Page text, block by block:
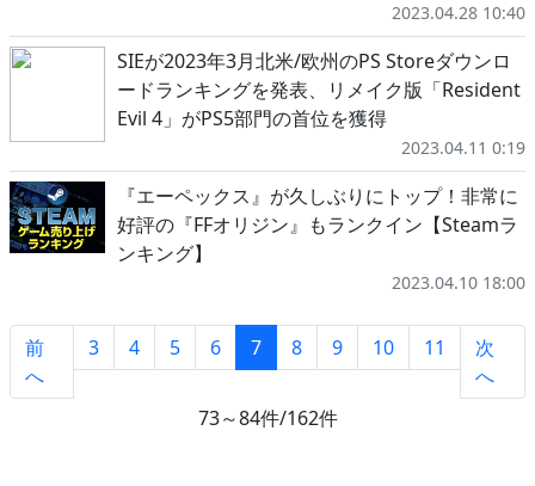
2023.04.28 10:40
SIEが2023年3月北米/欧州のPS Storeダウンロ
ードランキングを発表、リメイク版「Resident
Evil 4」がPS5部門の首位を獲得
2023.04.11 0:19
『エーペックス』が久しぶりにトップ！非常に
好評の『FFオリジン』もランクイン【Steamラ
ンキング】
2023.04.10 18:00
前
へ
3 4 5 6 7 8 9 10 11
次
へ
73～84件/162件